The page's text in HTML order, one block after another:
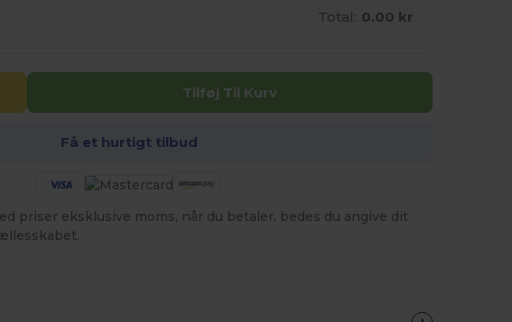
Total: 0.00 kr
Tilføj Til Kurv
Få et hurtigt tilbud
priser eksklusive moms, når du betaler, bedes du angive dit